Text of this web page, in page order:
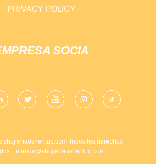
PRIVACY POLICY
SOCIA
los derechos
manda@shujiehaoshentuo.com